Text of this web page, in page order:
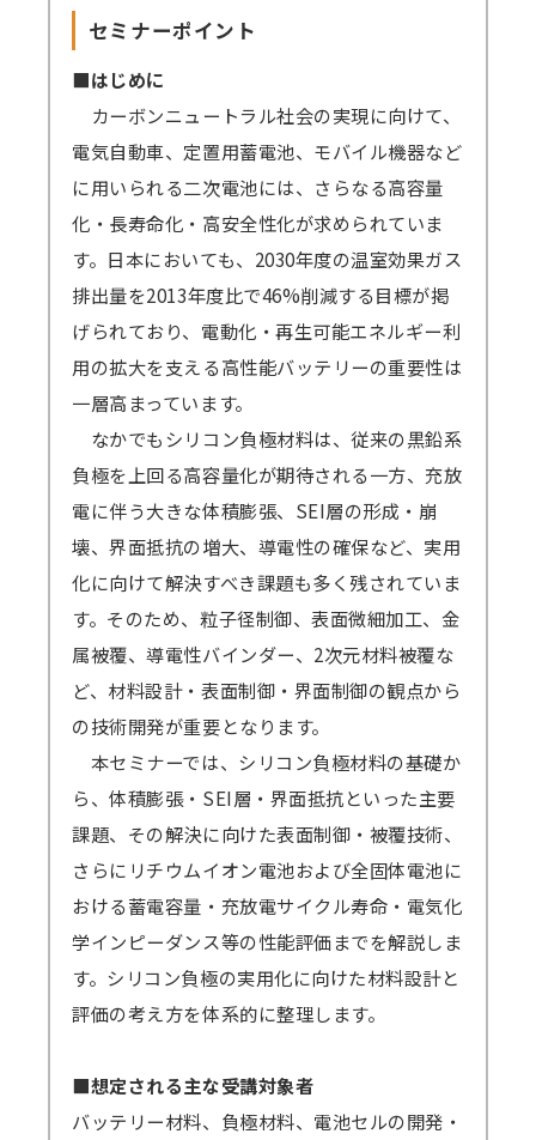
象が起きる可能性がございます。お手数です
が、これらのアプリは閉じた状態にてZoomに
ご参加ください。
音声が聞こえない場合の対処例
Zoomアプリのインストール、Zoomへの
サインアップをせずブラウザからの参加も可能
です。
→参加方法はこちら
→一部のブラウザは音声が聞こえないなどの不
具合が起きる可能性があります。
対応ブラウザ
をご確認の上、必ず事前の
ストミーティング
をお願いします。
（iOSやAndroidOS ご利用の場合は、アプリ
インストールが必須となります）
しい方、期間内であれば動画を何度も視聴でき
ます。
原則、遅くとも開催4営業日後までに録画動
画の配信を開始します（一部、編集加工しま
す）。
視聴期間はセミナー開催日から4営業日後を
起点に1週間となります。
ex）2/6（月）開催 セミナー → 2/10（金）ま
でに配信開始 → 2/17（金）まで視聴可能
→見逃し視聴について、 こちらから問題なく
視聴できるかご確認ください。（テスト視聴動
画へ）パスワード「123456」
＜見逃し視聴ご案内の流れ・配信期間詳細＞
メールにて視聴用URL・パスワードを配信
します。配信開始日を過ぎてもメールが届かな
い場合は必ず弊社までご連絡ください。
準備出来しだい配信いたしますので開始日
が早まる可能性もございます。その場合でも終
了日は変わりません。上記例の2/6開催セミナ
ーの場合、2/8から開始となっても2/17まで視
聴可能です。
GWや年末年始・お盆期間などを挟む場合、
それに応じて弊社の標準配信期間設定を延長し
ます。
原則、配信期間の延長はいたしません。
万一、見逃し視聴の提供ができなくなった
場合、（見逃し視聴あり）の方の受講料は（見
承ください。
セミナーポイント
■はじめに
カーボンニュートラル社会の実現に向けて、
電気自動車、定置用蓄電池、モバイル機器など
に用いられる二次電池には、さらなる高容量
化・長寿命化・高安全性化が求められていま
す。日本においても、2030年度の温室効果ガス
排出量を2013年度比で46%削減する目標が掲
げられており、電動化・再生可能エネルギー利
用の拡大を支える高性能バッテリーの重要性は
一層高まっています。
なかでもシリコン負極材料は、従来の黒鉛系
負極を上回る高容量化が期待される一方、充放
電に伴う大きな体積膨張、SEI層の形成・崩
壊、界面抵抗の増大、導電性の確保など、実用
化に向けて解決すべき課題も多く残されていま
す。そのため、粒子径制御、表面微細加工、金
属被覆、導電性バインダー、2次元材料被覆な
ど、材料設計・表面制御・界面制御の観点から
の技術開発が重要となります。
本セミナーでは、シリコン負極材料の基礎か
ら、体積膨張・SEI層・界面抵抗といった主要
課題、その解決に向けた表面制御・被覆技術、
さらにリチウムイオン電池および全固体電池に
おける蓄電容量・充放電サイクル寿命・電気化
学インピーダンス等の性能評価までを解説しま
す。シリコン負極の実用化に向けた材料設計と
評価の考え方を体系的に整理します。
■想定される主な受講対象者
バッテリー材料、負極材料、電池セルの開発・